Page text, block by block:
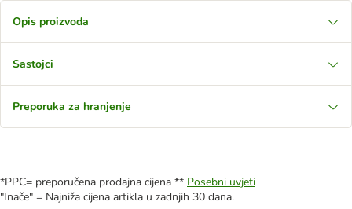
Opis proizvoda
Sastojci
Preporuka za hranjenje
*PPC= preporučena prodajna cijena ** Posebni uvjeti
"Inače" = Najniža cijena artikla u zadnjih 30 dana.